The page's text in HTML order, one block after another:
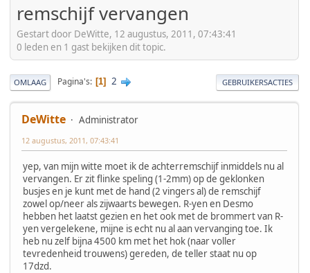
remschijf vervangen
Gestart door DeWitte, 12 augustus, 2011, 07:43:41
0 leden en 1 gast bekijken dit topic.
OMLAAG Pagina's 1 2 GEBRUIKERSACTIES
DeWitte Administrator
12 augustus, 2011, 07:43:41
yep, van mijn witte moet ik de achterremschijf inmiddels nu al
vervangen. Er zit flinke speling (1-2mm) op de geklonken
busjes en je kunt met de hand (2 vingers al) de remschijf
zowel op/neer als zijwaarts bewegen. R-yen en Desmo
hebben het laatst gezien en het ook met de brommert van R-
yen vergelekene, mijne is echt nu al aan vervanging toe. Ik
heb nu zelf bijna 4500 km met het hok (naar voller
tevredenheid trouwens) gereden, de teller staat nu op
17dzd.